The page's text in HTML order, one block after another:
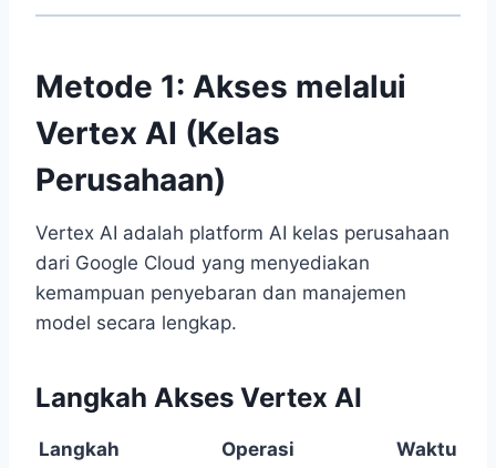
Metode 1: Akses melalui
Vertex AI (Kelas
Perusahaan)
Vertex AI adalah platform AI kelas perusahaan
dari Google Cloud yang menyediakan
kemampuan penyebaran dan manajemen
model secara lengkap.
Langkah Akses Vertex AI
Langkah Operasi Waktu